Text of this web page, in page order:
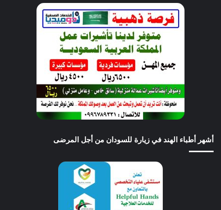
أشهر أطباء الهند في زيارة للسودان من أجل المرضى